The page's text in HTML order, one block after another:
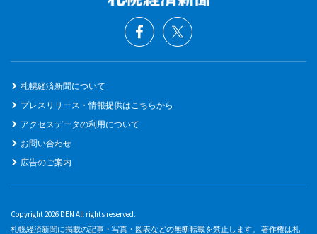
札幌経済新聞について
プレスリリース・情報提供はこちらから
アクセスデータの利用について
お問い合わせ
広告のご案内
Copyright 2026 DEN All rights reserved.
札幌経済新聞に掲載の記事・写真・図表などの無断転載を禁止します。 著作権は札